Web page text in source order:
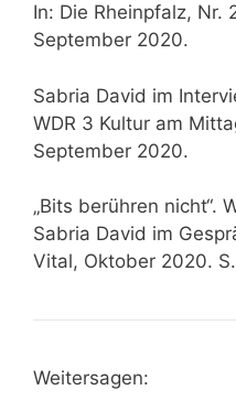
In: Die Rheinpfalz, Nr.
September 2020.
Sabria David im
WDR 3 Kultur am
September 2020.
„Bits berühren nicht“.
Sabria David im
Vital, Oktober 2020.
Weitersagen: